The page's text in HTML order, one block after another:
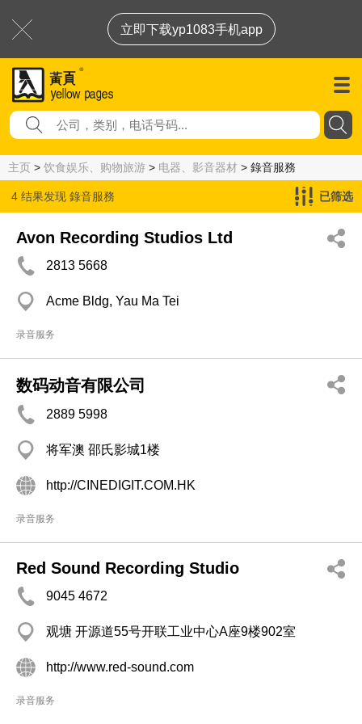
立即下载yp1083手机app
主页 > 饮食娱乐、购物旅游 > 电器、影音器材 > 錄音服務
4 结果发现 錄音服務 已筛选
Avon Recording Studios Ltd
2813 5668
Acme Bldg, Yau Ma Tei
录音服务
数码动音有限公司
2889 5998
将军澳 邵氏影城1楼
http://CINEDIGIT.COM.HK
录音服务
Red Sound Recording Studio
9045 4672
观塘 开源道55号开联工业中心A座9楼902室
http://www.red-sound.com
录音服务